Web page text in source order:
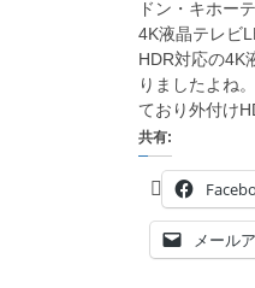
ドン・キホー
4K液晶テレビ
HDR対応の4K
りましたよね
ており外付け
共有:
メール